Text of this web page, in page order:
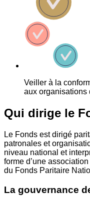
Veiller à la
aux organisations
Qui dirige le
Le Fonds est dirigé
patronales et
niveau national et
forme d’une
du Fonds Paritaire
La gouvernance